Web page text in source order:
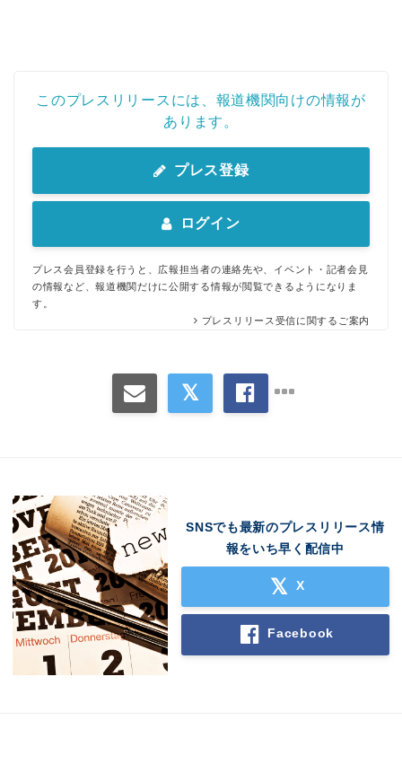
このプレスリリースには、報道機関向けの情報が
あります。
プレス登録
ログイン
プレス会員登録を行うと、広報担当者の連絡先や、イベント・記者会見
の情報など、報道機関だけに公開する情報が閲覧できるようになりま
す。
プレスリリース受信に関するご案内
SNSでも最新のプレスリリース情
報をいち早く配信中
X
Facebook